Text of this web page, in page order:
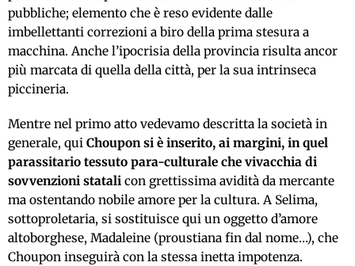
pubbliche; elemento che è reso evidente dalle
imbellettanti correzioni a biro della prima stesura a
macchina. Anche l’ipocrisia della provincia risulta ancor
più marcata di quella della città, per la sua intrinseca
piccineria.
Mentre nel primo atto vedevamo descritta la società in
generale, qui Choupon si è inserito, ai margini, in quel
parassitario tessuto para-culturale che vivacchia di
sovvenzioni statali con grettissima avidità da mercante
ma ostentando nobile amore per la cultura. A Selima,
sottoproletaria, si sostituisce qui un oggetto d’amore
altoborghese, Madaleine (proustiana fin dal nome…), che
Choupon inseguirà con la stessa inetta impotenza.